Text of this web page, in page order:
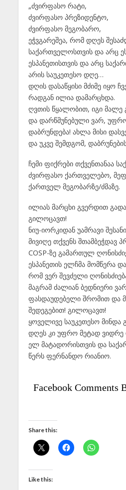
„ძვირფასო რატი,
ძვირფასო პრეზიდენტო,
ძვირფასო მეგობარო,
ეჭვგარეშეა, რომ დღეს
საქართველოსთვის და არც
ესპანეთისთვის და არც
არის საუკეთესო დღე…
დღის დასაწყისი მძიმე იყო
რადგან ილია დამარცხდა.
ღვთის წყალობით, იგი მალე
და დარწმუნებული ვარ,
დაბრუნდება! ახლა მისი
და უკვე შემდგომ,
ჩემი ფიქრები თქვენთანაა
ძვირფასო ქართველებო,
ქართველ მეგობარზე/ძმაზე.
ილიას მარცხი გვერდით
გილოცავთ!
ნიუ-იორკიდან უამრავი
მივიღე თქვენს შთამბეჭდავ
COSP-ზე გამართულ
ესპანეთის ელჩმა მომწერა
რომ ვერ შევძელი
მაგრამ ძალიან ბედნიერი
ფასდაუდებელი შრომით და
შედეგებით! გილოცავთ!
ყოველივე საუკეთესო მინდა
დღეს კი უფრო მეტად ვიდრე
ელ მატადორისთვის და
წერს ფერნანდო რიანიო.
Facebook Comments
Share this:
Like this: